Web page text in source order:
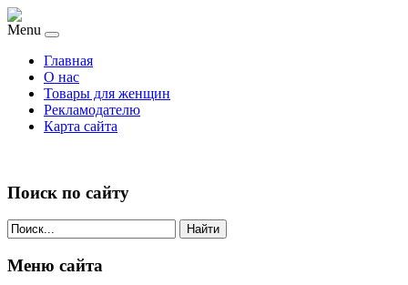
Menu
Главная
О нас
Товары для женщин
Рекламодателю
Карта сайта
Поиск по сайту
Найти
Меню сайта